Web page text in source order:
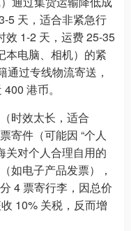
5 天，适合非紧急行
效 1-2 天，运费 25-35
本电脑、相机）的紧
过专线物流寄送，
港币。
时效太长，适合
寄件（可能因 “个人
关对个人合理自用的
如电子产品发票），
4 票寄行李，因总价
10% 关税，反而增